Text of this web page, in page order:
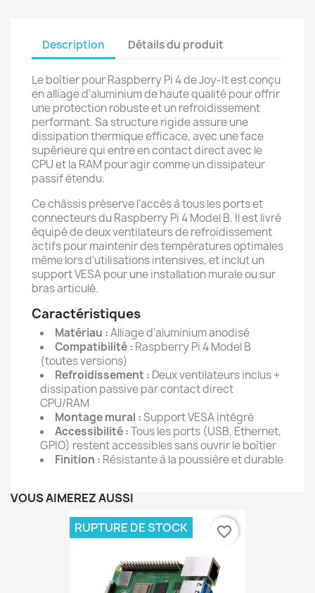
Description Détails du produit
Le boîtier pour Raspberry Pi 4 de Joy-It est conçu
en alliage d'aluminium de haute qualité pour offrir
une protection robuste et un refroidissement
performant. Sa structure rigide assure une
dissipation thermique efficace, avec une face
supérieure qui entre en contact direct avec le
CPU et la RAM pour agir comme un dissipateur
passif étendu.
Ce châssis préserve l'accès à tous les ports et
connecteurs du Raspberry Pi 4 Model B. Il est livré
équipé de deux ventilateurs de refroidissement
actifs pour maintenir des températures optimales
même lors d'utilisations intensives, et inclut un
support VESA pour une installation murale ou sur
bras articulé.
Caractéristiques
Matériau :Alliage d'aluminium anodisé
Compatibilité : Raspberry Pi 4 Model B
(toutes versions)
Refroidissement : Deux ventilateurs inclus +
dissipation passive par contact direct
CPU/RAM
Montage mural :Support VESA intégré
Accessibilité :Tous les ports (USB, Ethernet,
GPIO) restent accessibles sans ouvrir le boîtier
Finition : Résistante à la poussière et durable
VOUS AIMEREZ AUSSI
RUPTURE DE STOCK favorite_border